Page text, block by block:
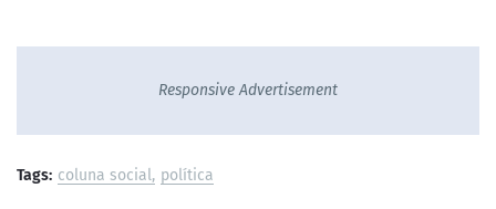
Responsive Advertisement
Tags: coluna social política